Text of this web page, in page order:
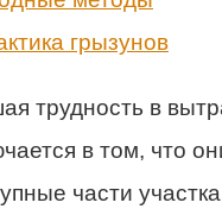
грызунов
трудность в
в том, что
части